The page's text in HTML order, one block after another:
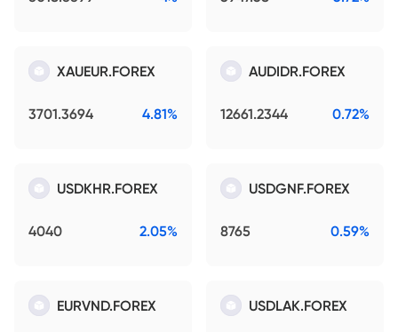
XAUEUR.FOREX
3701.3694 4.81%
AUDIDR.FOREX
12661.2344 0.72%
USDKHR.FOREX
4040 2.05%
USDGNF.FOREX
8765 0.59%
EURVND.FOREX USDLAK.FOREX